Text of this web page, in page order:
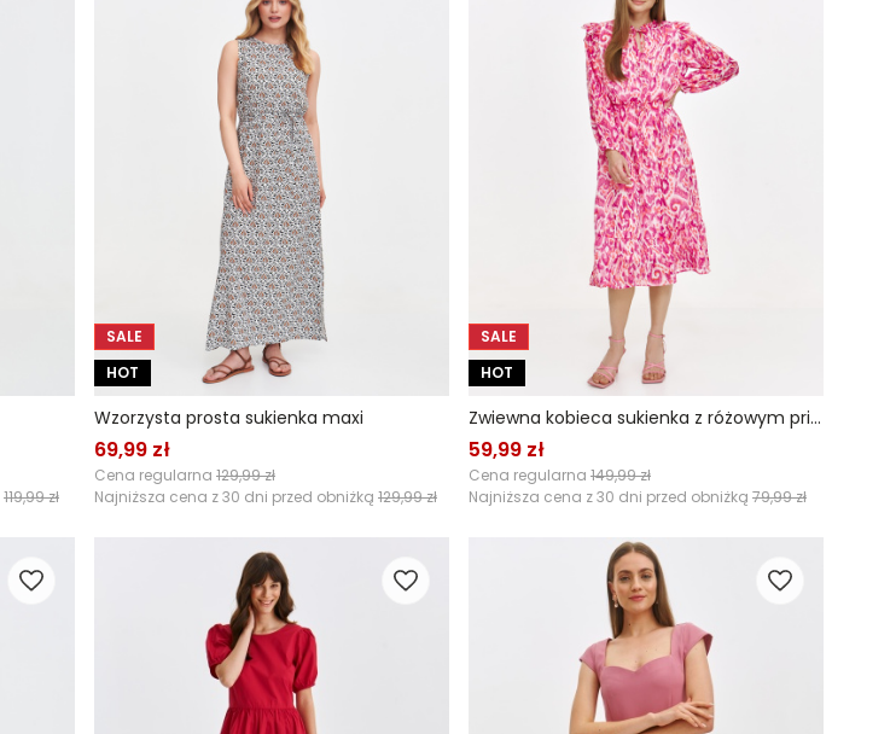
119,99 zł
SALE
HOT
Wzorzysta prosta sukienka maxi
69,99 zł
Cena regularna 129,99 zł
Najniższa cena z 30 dni przed obniżką 129,99 zł
SALE
HOT
Zwiewna kobieca sukienka z różowym printem
59,99 zł
Cena regularna 149,99 zł
Najniższa cena z 30 dni przed obniżką 79,99 zł